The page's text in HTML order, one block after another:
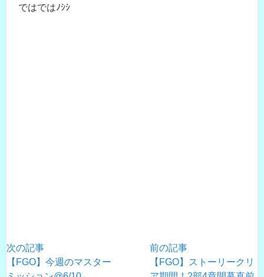
ではではﾉｼｼ
前の記事
【FGO】ストーリークリ
次の記事
【FGO】今週のマスター